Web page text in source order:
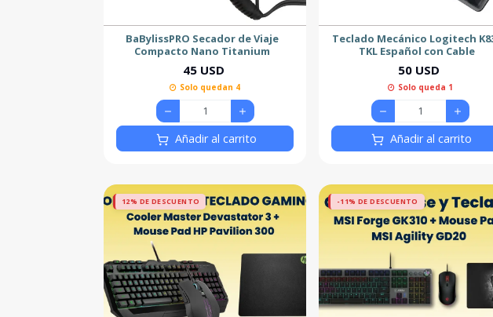
BaBylissPRO Secador de Viaje
Compacto Nano Titanium
45 USD
Solo quedan 4
Añadir al carrito
Teclado Mecánico Logitech
TKL Español con Cable
50 USD
Solo queda 1
Añadir al carrito
12% DE DESCUENTO -11% DE DESCUENTO